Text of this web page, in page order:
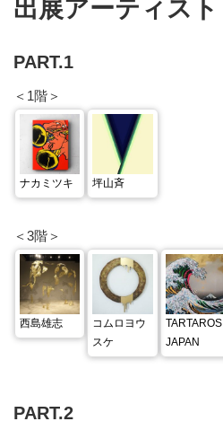
出展アーティスト
PART.1
＜1階＞
ナカミツキ 坪山斉
＜3階＞
西島雄志
コムロヨウ
スケ
TARTAROS
JAPAN
PART.2